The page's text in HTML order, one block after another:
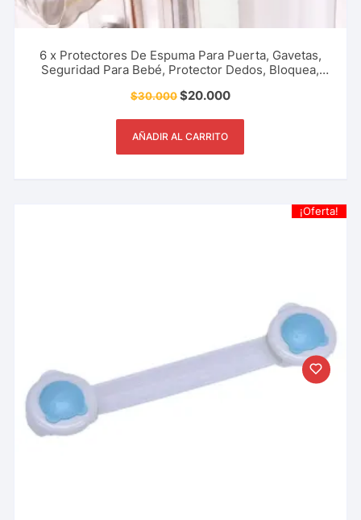
6 x Protectores De Espuma Para Puerta, Gavetas,
Seguridad Para Bebé, Protector Dedos, Bloquea,
$30.000$20.000
AÑADIR AL CARRITO
¡Oferta!